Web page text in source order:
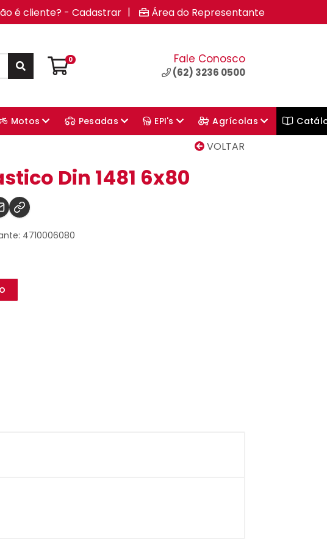
é cliente? - Cadastrar | Área do Representante
0 Fale Conosco
(62) 3236 0500
Motos Pesadas EPI's Agrícolas
VOLTAR
Din 1481 6x80
4710006080